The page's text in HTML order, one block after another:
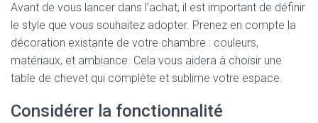
Avant de vous lancer dans l’achat, il est important de définir
le style que vous souhaitez adopter. Prenez en compte la
décoration existante de votre chambre : couleurs,
matériaux, et ambiance. Cela vous aidera à choisir une
table de chevet qui complète et sublime votre espace.
Considérer la fonctionnalité